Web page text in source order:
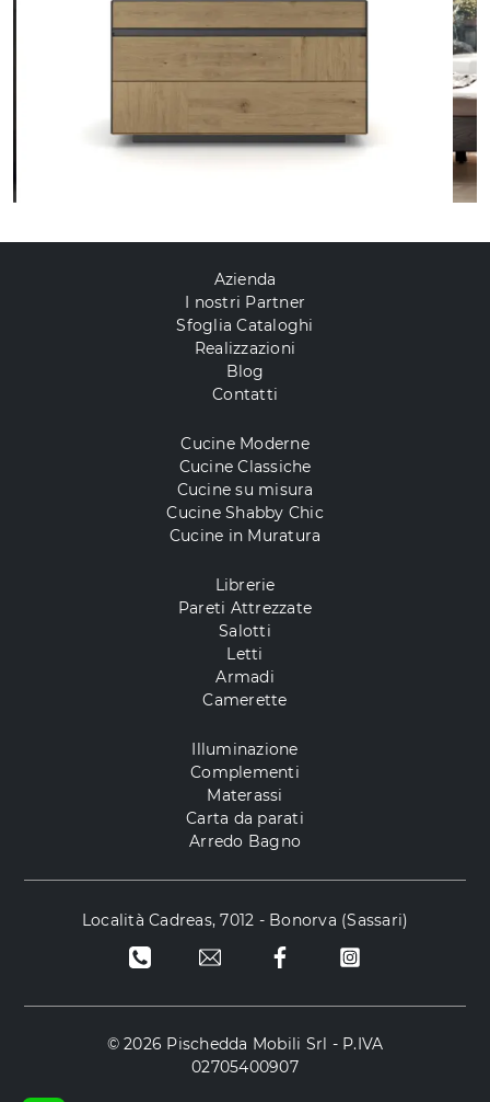
Azienda
I nostri Partner
Sfoglia Cataloghi
Realizzazioni
Blog
Contatti
Cucine Moderne
Cucine Classiche
Cucine su misura
Cucine Shabby Chic
Cucine in Muratura
Librerie
Pareti Attrezzate
Salotti
Letti
Armadi
Camerette
Illuminazione
Complementi
Materassi
Carta da parati
Arredo Bagno
Località Cadreas, 7012 - Bonorva (Sassari)
© 2026 Pischedda Mobili Srl - P.IVA
02705400907